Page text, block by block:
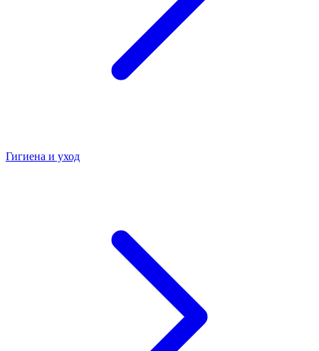
Гигиена и уход